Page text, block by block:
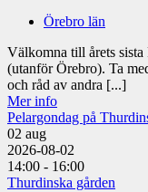
Örebro län
Välkomna till årets
(utanför Örebro). Ta
och råd av andra [...]
Mer info
Pelargondag på
02 aug
2026-08-02
14:00 - 16:00
Thurdinska gården